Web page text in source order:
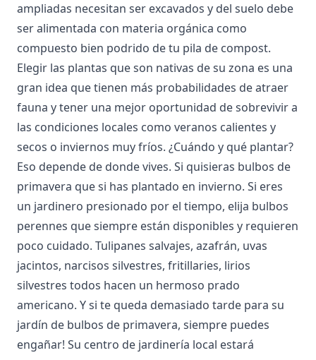
ampliadas necesitan ser excavados y del suelo debe
ser alimentada con materia orgánica como
compuesto bien podrido de tu pila de compost.
Elegir las plantas que son nativas de su zona es una
gran idea que tienen más probabilidades de atraer
fauna y tener una mejor oportunidad de sobrevivir a
las condiciones locales como veranos calientes y
secos o inviernos muy fríos. ¿Cuándo y qué plantar?
Eso depende de donde vives. Si quisieras bulbos de
primavera que si has plantado en invierno. Si eres
un jardinero presionado por el tiempo, elija bulbos
perennes que siempre están disponibles y requieren
poco cuidado. Tulipanes salvajes, azafrán, uvas
jacintos, narcisos silvestres, fritillaries, lirios
silvestres todos hacen un hermoso prado
americano. Y si te queda demasiado tarde para su
jardín de bulbos de primavera, siempre puedes
engañar! Su centro de jardinería local estará